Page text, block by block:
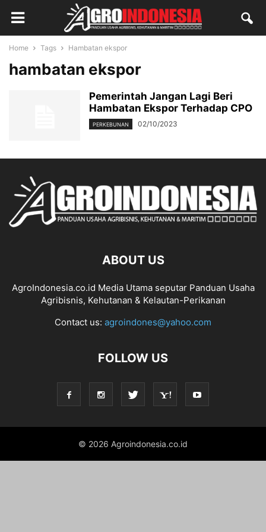
Home Tags Hambatan ekspor
hambatan ekspor
Pemerintah Jangan Lagi Beri
Hambatan Ekspor Terhadap CPO
PERKEBUNAN 02/10/2023
ABOUT US
AgroIndonesia.co.id Media Utama seputar Panduan Usaha
Agribisnis, Kehutanan & Kelautan-Perikanan
Contact us: agroindones@yahoo.com
FOLLOW US
© 2026 Agroindonesia.co.id